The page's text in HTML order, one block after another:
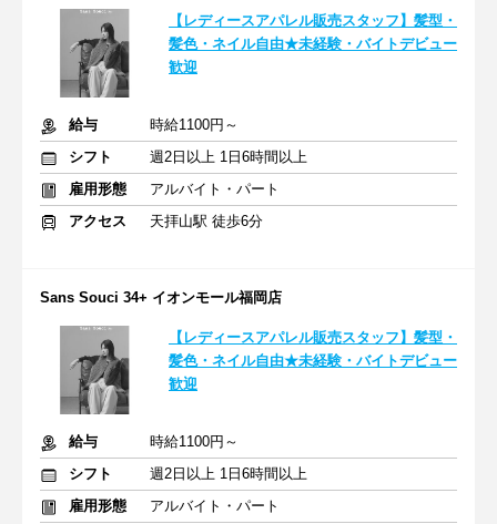
【レディースアパレル販売スタッフ】髪型・
髪色・ネイル自由★未経験・バイトデビュー
歓迎
給与
時給1100円～
シフト
週2日以上 1日6時間以上
雇用形態
アルバイト・パート
アクセス
天拝山駅 徒歩6分
Sans Souci 34+ イオンモール福岡店
【レディースアパレル販売スタッフ】髪型・
髪色・ネイル自由★未経験・バイトデビュー
歓迎
給与
時給1100円～
シフト
週2日以上 1日6時間以上
雇用形態
アルバイト・パート